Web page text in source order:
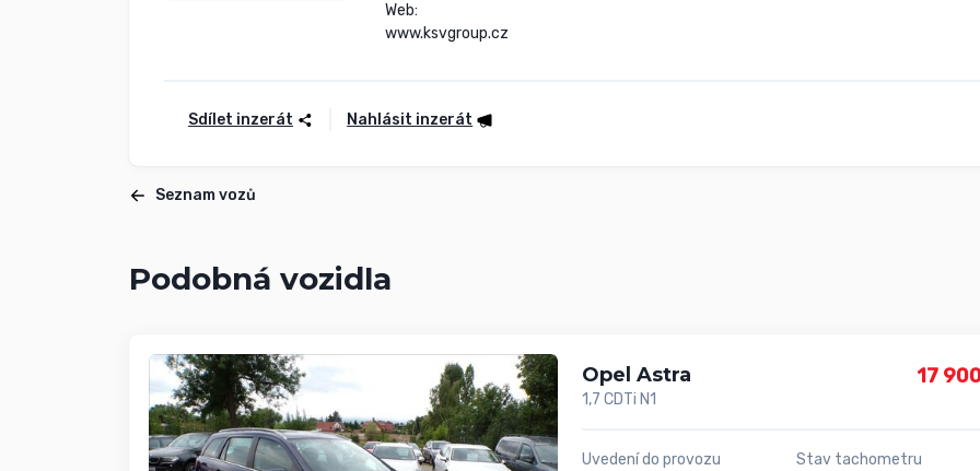
Web:
www.ksvgroup.cz
Sdílet inzerát Nahlásit inzerát
Seznam vozů
Podobná vozidla
Opel Astra
1,7 CDTi N1
17
Uvedení do provozu
Stav tachometru